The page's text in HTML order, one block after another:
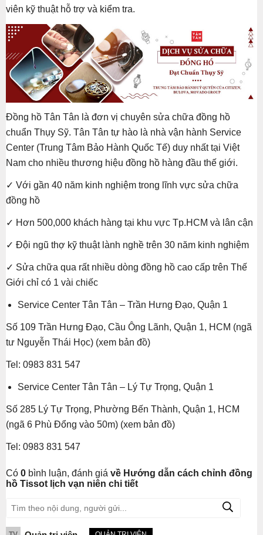
viên kỹ thuật hỗ trợ và kiểm tra.
Đồng hồ Tân Tân là đơn vị chuyên sửa chữa đồng hồ
chuẩn Thụy Sỹ. Tân Tân tự hào là nhà vận hành Service
Center (Trung Tâm Bảo Hành Quốc Tế) duy nhất tại Việt
Nam cho nhiều thương hiệu đồng hồ hàng đầu thế giới.
✓ Với gần 40 năm kinh nghiệm trong lĩnh vực sửa chữa
đồng hồ
✓ Hơn 500,000 khách hàng tại khu vực Tp.HCM và lân cận
✓ Đội ngũ thợ kỹ thuật lành nghề trên 30 năm kinh nghiệm
✓ Sửa chữa qua rất nhiều dòng đồng hồ cao cấp trên Thế
Giới chỉ có 1 vài chiếc
Service Center Tân Tân – Trần Hưng Đạo, Quận 1
Số 109 Trần Hưng Đạo, Cầu Ông Lãnh, Quận 1, HCM (ngã
tư Nguyễn Thái Học) (xem bản đồ)
Tel: 0983 831 547
Service Center Tân Tân – Lý Tự Trọng, Quận 1
Số 285 Lý Tự Trọng, Phường Bến Thành, Quận 1, HCM
(ngã 6 Phù Đổng vào 50m) (xem bản đồ)
Tel: 0983 831 547
Có 0 bình luận, đánh giá về Hướng dẫn cách chỉnh đồng
hồ Tissot lịch vạn niên chi tiết